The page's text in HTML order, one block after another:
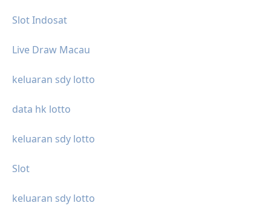
Slot Indosat
Live Draw Macau
keluaran sdy lotto
data hk lotto
keluaran sdy lotto
Slot
keluaran sdy lotto